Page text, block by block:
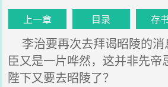
上一章 目录 存
李治要再次去拜谒昭陵的消
臣又是一片哗然，这并非先帝
陛下又要去昭陵了？